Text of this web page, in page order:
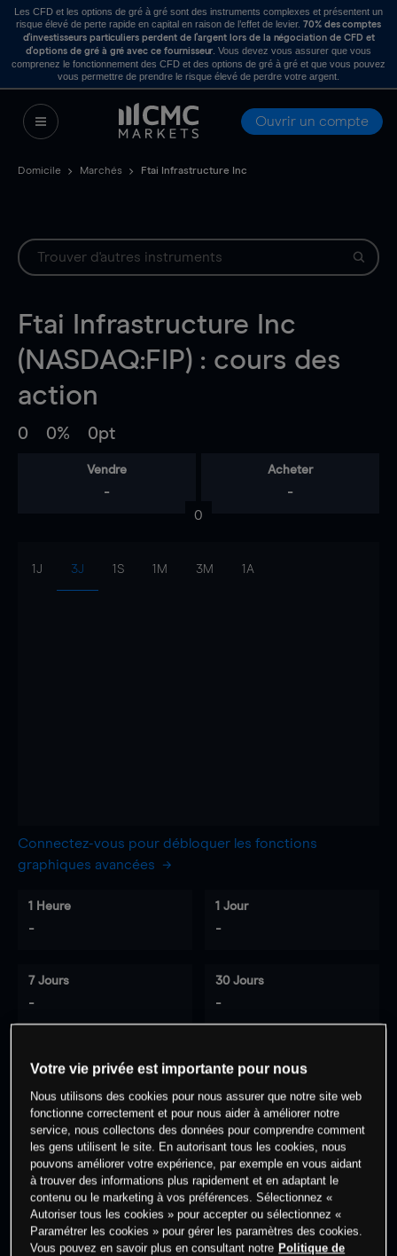
Les CFD et les options de gré à gré sont des instruments complexes et présentent un
risque élevé de perte rapide en capital en raison de l’effet de levier. 70% des comptes
d’investisseurs particuliers perdent de l’argent lors de la négociation de CFD et
d’options de gré à gré avec ce fournisseur . Vous devez vous assurer que vous
comprenez le fonctionnement des CFD et des options de gré à gré et que vous pouvez
vous permettre de prendre le risque élevé de perdre votre argent.
Ouvrir un compte
Domicile Marchés Ftai Infrastructure Inc
Ftai Infrastructure Inc
(NASDAQ:FIP) : cours des
action
0 0% 0pt
Vendre
-
Acheter
-
0
1J 3J 1S 1M 3M 1A
Connectez-vous pour débloquer les fonctions
graphiques avancées
1 Heure
-
1 Jour
-
7 Jours
-
30 Jours
-
0 % des clients ont une position à
cet actif
Commencez à trader
Votre vie privée est importante pour nous
Nous utilisons des cookies pour nous assurer que notre site web
fonctionne correctement et pour nous aider à améliorer notre
service, nous collectons des données pour comprendre comment
les gens utilisent le site. En autorisant tous les cookies, nous
pouvons améliorer votre expérience, par exemple en vous aidant
à trouver des informations plus rapidement et en adaptant le
contenu ou le marketing à vos préférences. Sélectionnez «
Autoriser tous les cookies » pour accepter ou sélectionnez «
Paramétrer les cookies » pour gérer les paramètres des cookies.
Vous pouvez en savoir plus en consultant notre Politique de